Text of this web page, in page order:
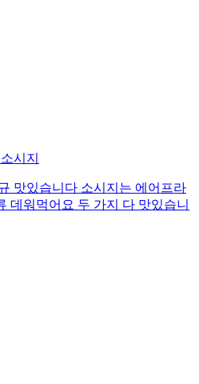
시지
맛있습니다 소시지는 에어프라
데워먹어요 두 가지 다 맛있습니